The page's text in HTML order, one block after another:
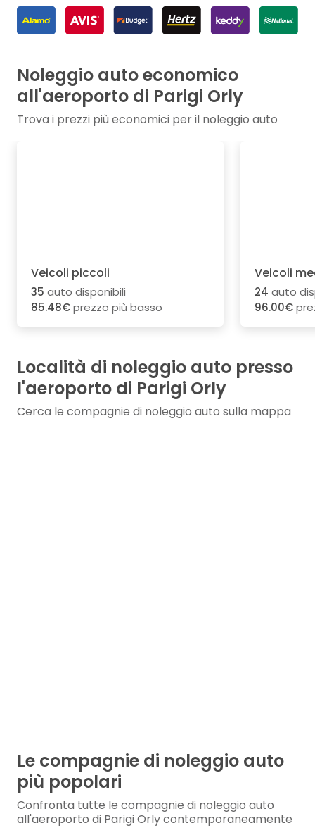
Noleggio auto economico
all'aeroporto di Parigi Orly
Trova i prezzi più economici per il noleggio auto
Veicoli piccoli
35 auto disponibili
85.48€prezzo più basso
Veicoli
24 auto
96.00€
Località di noleggio auto presso
l'aeroporto di Parigi Orly
Cerca le compagnie di noleggio auto sulla mappa
Le compagnie di noleggio auto
più popolari
Confronta tutte le compagnie di noleggio auto
all'aeroporto di Parigi Orly contemporaneamente